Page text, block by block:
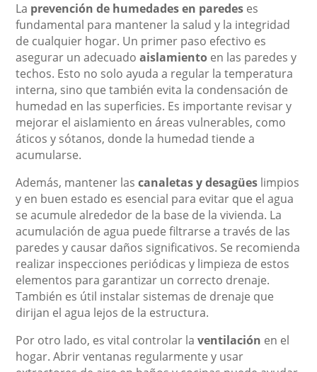
La prevención de humedades en paredes es
fundamental para mantener la salud y la integridad
de cualquier hogar. Un primer paso efectivo es
asegurar un adecuadoaislamiento en las paredes y
techos. Esto no solo ayuda a regular la temperatura
interna, sino que también evita la condensación de
humedad en las superficies. Es importante revisar y
mejorar el aislamiento en áreas vulnerables, como
áticos y sótanos, donde la humedad tiende a
acumularse.
Además, mantener lascanaletas y desagües limpios
y en buen estado es esencial para evitar que el agua
se acumule alrededor de la base de la vivienda. La
acumulación de agua puede filtrarse a través de las
paredes y causar daños significativos. Se recomienda
realizar inspecciones periódicas y limpieza de estos
elementos para garantizar un correcto drenaje.
También es útil instalar sistemas de drenaje que
dirijan el agua lejos de la estructura.
Por otro lado, es vital controlar laventilación en el
hogar. Abrir ventanas regularmente y usar